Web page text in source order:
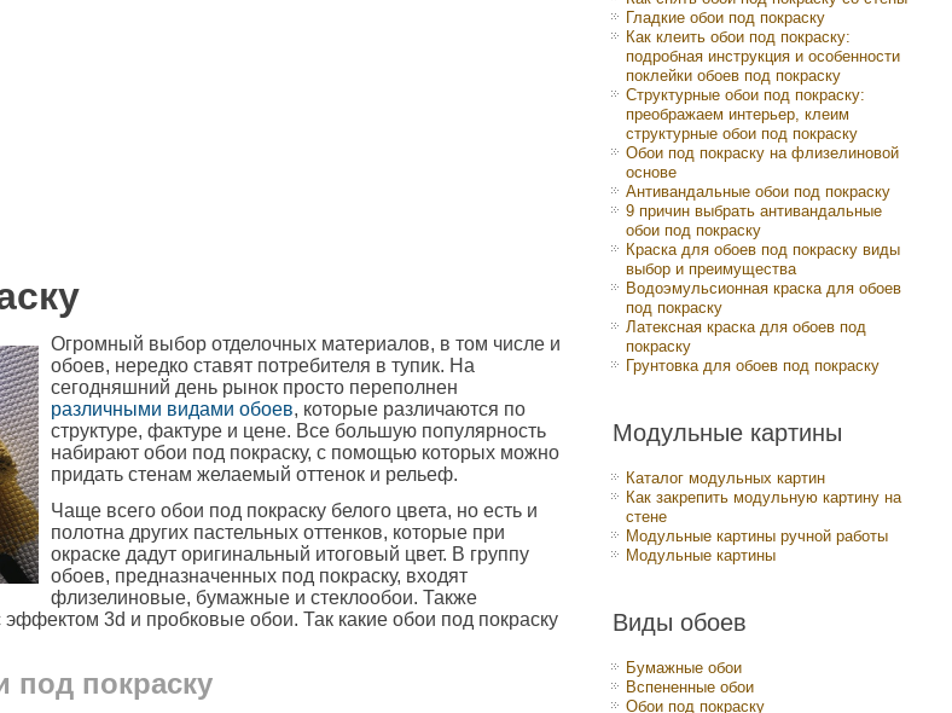
Огромный выбор отделочных материалов, в том числе и
обоев, нередко ставят потребителя в тупик. На
сегодняшний день рынок просто переполнен
различными видами обоев, которые различаются по
структуре, фактуре и цене. Все большую популярность
набирают обои под покраску, с помощью которых можно
придать стенам желаемый оттенок и рельеф.
Чаще всего обои под покраску белого цвета, но есть и
полотна других пастельных оттенков, которые при
окраске дадут оригинальный итоговый цвет. В группу
обоев, предназначенных под покраску, входят
флизелиновые, бумажные и стеклообои. Также
3d и пробковые обои. Так какие обои под покраску
покраску
Гладкие обои под покраску
Как клеить обои под покраску:
подробная инструкция и особенности
поклейки обоев под покраску
Структурные обои под покраску:
преображаем интерьер, клеим
структурные обои под покраску
Обои под покраску на флизелиновой
основе
Антивандальные обои под покраску
9 причин выбрать антивандальные
обои под покраску
Краска для обоев под покраску виды
выбор и преимущества
Водоэмульсионная краска для обоев
под покраску
Латексная краска для обоев под
покраску
Грунтовка для обоев под покраску
Модульные картины
Каталог модульных картин
Как закрепить модульную картину на
стене
Модульные картины ручной работы
Модульные картины
Виды обоев
Бумажные обои
Вспененные обои
Обои под покраску